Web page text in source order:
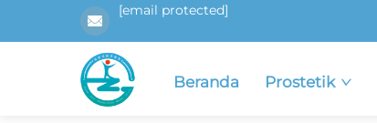
[email protected]
Beranda Prostetik